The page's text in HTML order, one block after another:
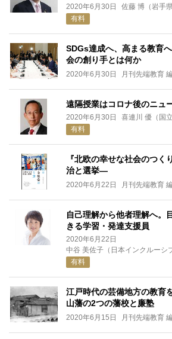
2020年6月30日
佐藤 博（岩手
有料
SDGs達成へ、高まる教育
会の創り手とは何か
2020年6月30日 月刊先端教育
遠隔授業はコロナ後のニュ
2020年6月30日
喜連川 優（国
有料
『北欧の幸せな社会のつ
治と選挙―
2020年6月22日 月刊先端教育
自己理解から他者理解へ。
きる学習・発達支援員
2020年6月22日
中谷 美佐子（日本インクルーシ
有料
江戸時代の芸備地方の教育
山藩の2つの藩校と廉塾
2020年6月15日 月刊先端教育